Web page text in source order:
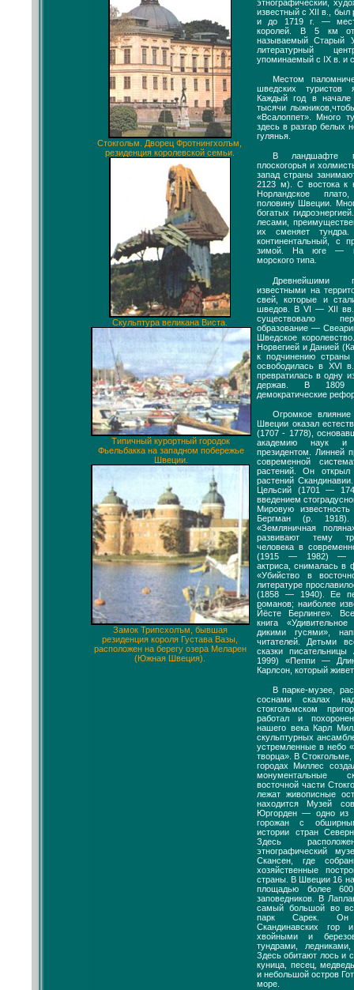
Стокгольм. Дворец Фротнингхолъм,
резиденция королевской семьи.
Скульптура великана Виста.
Типичный курортный городок
Фьельбакка на западном побережье
Швеции.
Замок Трипсхолъм, бывшая
резиденция короля Густава Вазы,
расположен на берегу озера Меларен
(Южная Швеция).
этнографический,
известный с XII в., был
и до 1719 г. —
королей. В 5 км от
называемый Старый
литературный
упоминаемый с IX в. и
Местом
шведских туристов
Каждый год в
тысячи
«Всалоппет». Много
здесь в разгар белых
гулянья.
В ландшафте
плоскогорья и
запад страны
2123 м). С востока к
Норландское
половину Швеции.
богатых
лесами,
их сменяет
континентальный, с
зимой. На юге —
морского типа.
Древнейшими
известными на
свей, которые и
шведов. В VI — XII вв.
существовало
образование —
Шведское
Норвегией и Данией
к подчинению страны
освободилась в XVI
превратилась в одну
держав. В 1809
демократические
Огромкое
Швеции оказал
(1707 - 1778),
академию наук
президентом. Линней
современной
растений. Он
растений
Цельсий (1701 —
введением
Мировую
Бергман (р.
«Земляничная
развивают тему
человека в
(1915 — 1982) —
актриса, снималась в
«Убийство в
литературе
(1858 — 1940). Ее
романов; наиболее
Йёсте Берлинге».
книга
дикими гусями»,
читателей. Детьми
сказки
1999) «Пеппи —
Карлсон, который
В парке-музее,
соснами скалах
стокгольмском
работал и
нашего века Карл
скульптурных
устремленные в небо
творца». В Стокгольме,
городах Миллес
монументальные
восточной части
лежат живописные
находится Музей
Юргорден — одно из
горожан с
истории стран
Здесь
этнографический
Скансен, где
хозяйственные
страны. В Швеции 16
площадью более
заповедников. В
самый большой во
парк Сарек. Он
Скандинавских гор
хвойными и
тундрами,
Здесь обитают лось и
куница, песец,
и небольшой остров
море.